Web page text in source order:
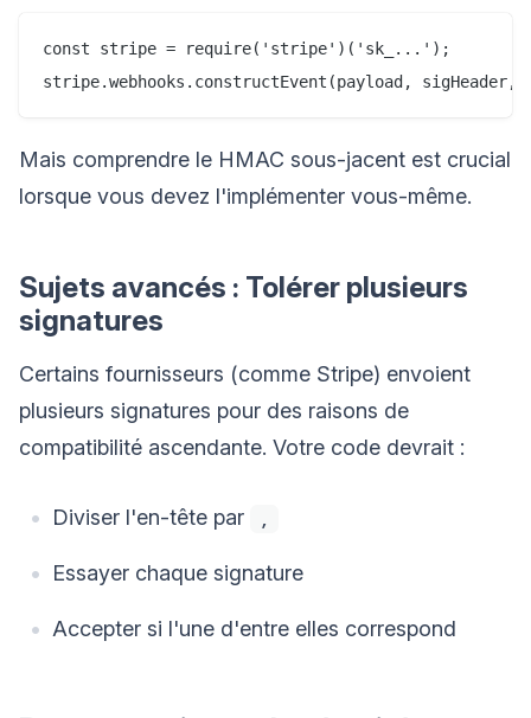
const stripe = require('stripe')('sk_...');
Mais comprendre le HMAC sous-jacent est crucial
lorsque vous devez l'implémenter vous-même.
Sujets avancés : Tolérer plusieurs
signatures
Certains fournisseurs (comme Stripe) envoient
plusieurs signatures pour des raisons de
compatibilité ascendante. Votre code devrait :
Diviser l'en-tête par ,
Essayer chaque signature
Accepter si l'une d'entre elles correspond